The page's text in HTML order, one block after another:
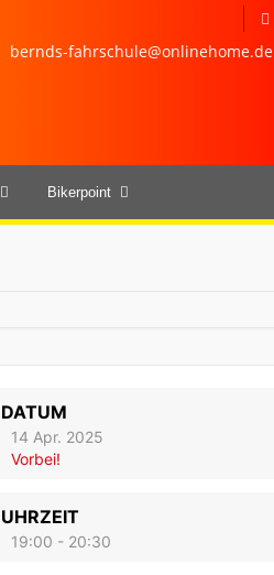
bernds-fahrschule@onlinehome.de
Bikerpoint
DATUM
14 Apr. 2025
Vorbei!
UHRZEIT
19:00 - 20:30